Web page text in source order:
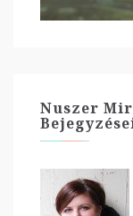
Nuszer